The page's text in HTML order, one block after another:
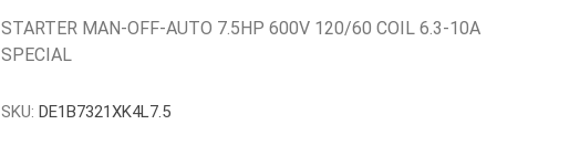
STARTER MAN-OFF-AUTO 7.5HP 600V 120/60 COIL 6.3-10A
SPECIAL
SKU: DE1B7321XK4L7.5